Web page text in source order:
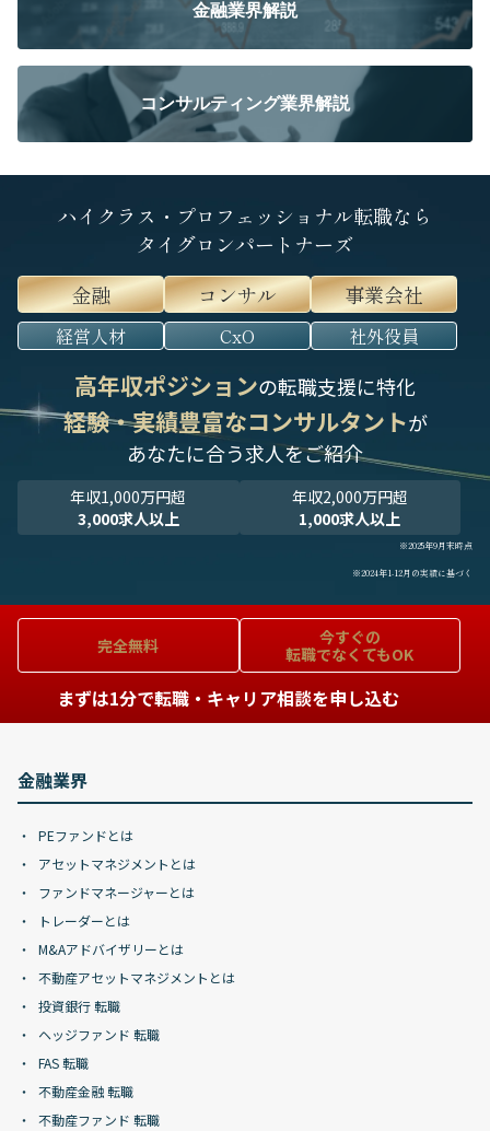
金融業界解説
コンサルティング業界解説
ハイクラス・プロフェッショナル転職なら
タイグロンパートナーズ
金融
コンサル 事業会社
経営人材 CxO 社外役員
高年収ポジションの転職支援に特化
経験・実績豊富なコンサルタントが
あなたに合う求人をご紹介
年収1,000万円超
3,000求人以上
年収2,000万円超
1,000求人以上
※2025年9月末時点
※2024年1-12月の実績に基づく
完全無料
今すぐの
転職でなくてもOK
まずは1分で転職・キャリア相談を申し込む
金融業界
PEファンドとは
アセットマネジメントとは
ファンドマネージャーとは
トレーダーとは
M&Aアドバイザリーとは
不動産アセットマネジメントとは
投資銀行 転職
ヘッジファンド 転職
FAS 転職
不動産金融 転職
不動産ファンド 転職